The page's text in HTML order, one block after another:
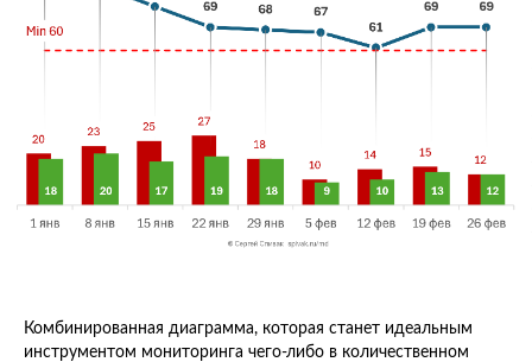
Комбинированная диаграмма, которая станет идеальным
инструментом мониторинга чего-либо в количественном